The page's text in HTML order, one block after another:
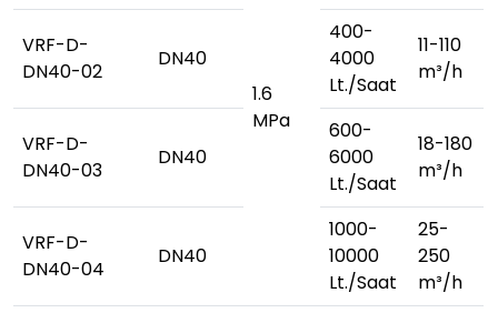
1.6
MPa
VRF-D-
DN40-02
DN40
400-
4000
Lt./Saat
11-110
m³/h
VRF-D-
DN40-03
DN40
600-
6000
Lt./Saat
18-180
m³/h
VRF-D-
DN40-04
DN40
1000-
10000
Lt./Saat
25-
250
m³/h